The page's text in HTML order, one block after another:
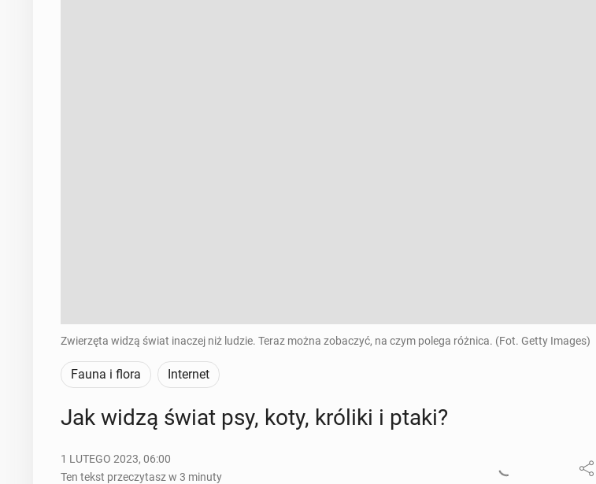
Zwierzęta widzą świat inaczej niż ludzie. Teraz można zobaczyć, na czym polega różnica. (Fot. Getty Images)
Fauna i flora Internet
Jak widzą świat psy, koty, króliki i ptaki?
1 LUTEGO 2023, 06:00
Ten tekst przeczytasz w 3 minuty